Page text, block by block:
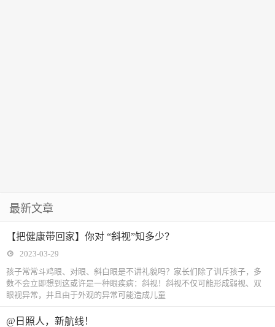
最新文章
【把健康带回家】你对 “斜视”知多少？
2023-03-29
孩子常常斗鸡眼、对眼、斜白眼是不讲礼貌吗？家长们除了训斥孩子，多
数不会立即想到这或许是一种眼疾病：斜视！斜视不仅可能形成弱视、双
眼视异常，并且由于外观的异常可能造成儿童
@日照人，新航线！